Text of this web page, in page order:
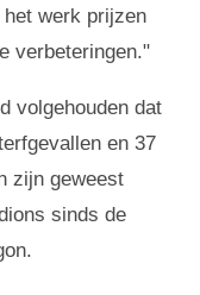
werk prijzen
verbeteringen."
volgehouden dat
en 37
zijn geweest
sinds de